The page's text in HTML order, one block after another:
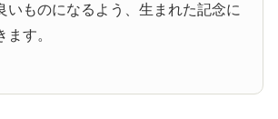
いものになるよう、生まれた記念に
す。